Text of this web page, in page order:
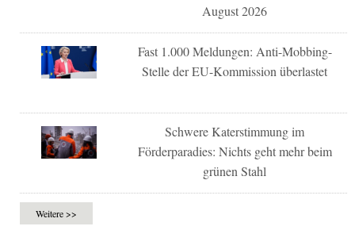
August 2026
Fast 1.000 Meldungen: Anti-Mobbing-
Stelle der EU-Kommission überlastet
Schwere Katerstimmung im
Förderparadies: Nichts geht mehr beim
grünen Stahl
Weitere >>